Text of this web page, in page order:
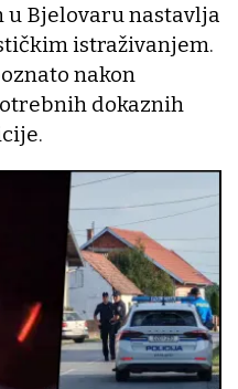
Bjelovaru nastavlja
istraživanjem.
nakon
dokaznih